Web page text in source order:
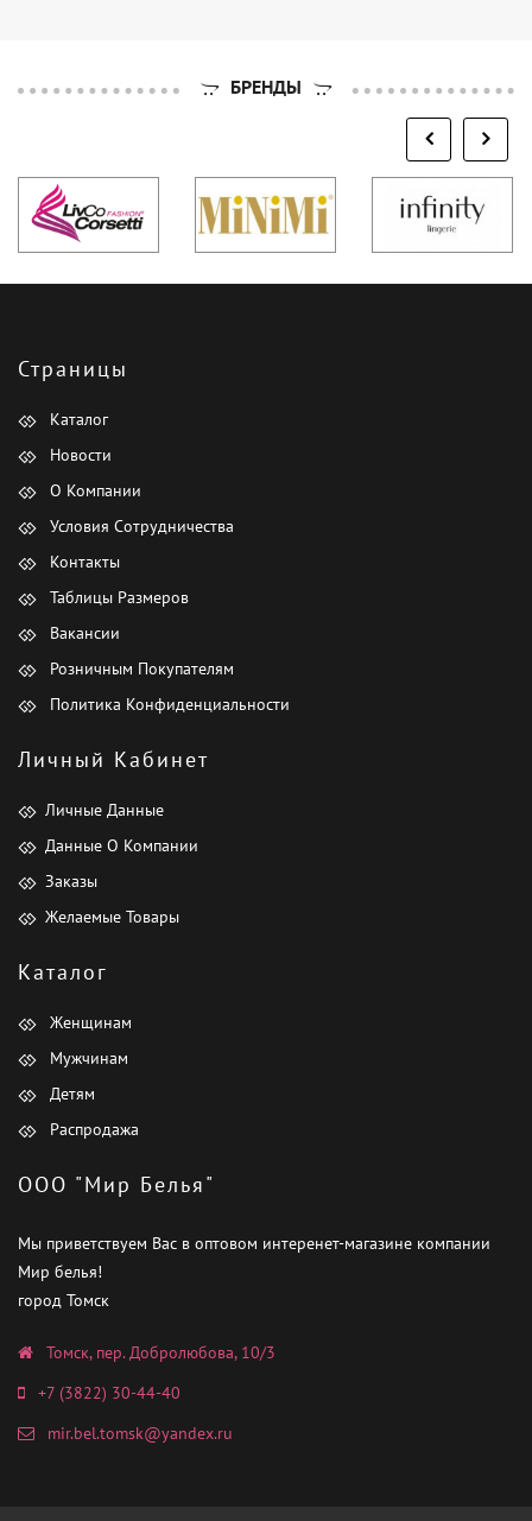
БРЕНДЫ
Страницы
Каталог
Новости
О Компании
Условия Сотрудничества
Контакты
Таблицы Размеров
Вакансии
Розничным Покупателям
Политика Конфиденциальности
Личный Кабинет
Личные Данные
Данные О Компании
Заказы
Желаемые Товары
Каталог
Женщинам
Мужчинам
Детям
Распродажа
ООО "Мир Белья"
Мы приветствуем Вас в оптовом интеренет-магазине компании
Мир белья!
город Томск
Томск, пер. Добролюбова, 10/3
+7 (3822) 30-44-40
mir.bel.tomsk@yandex.ru